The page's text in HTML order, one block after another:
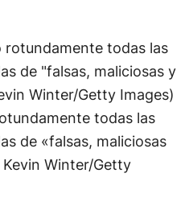
todas las
de «falsas, maliciosas
Winter/Getty